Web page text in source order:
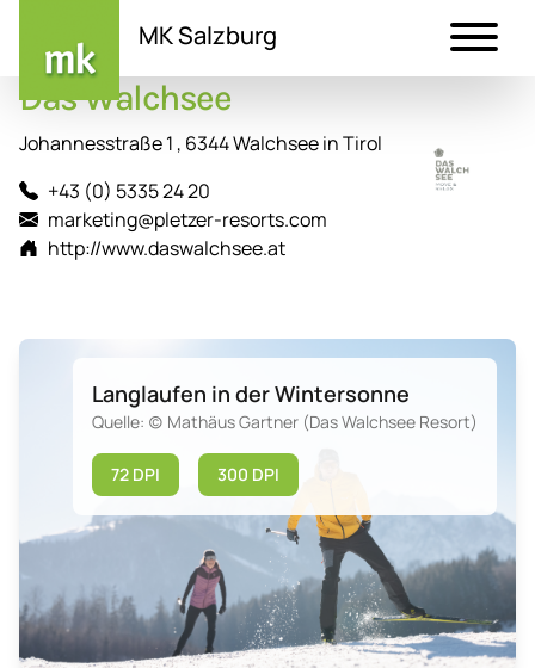
Inhalt
MK Salzburg
Das Walchsee
Johannesstraße 1 , 6344 Walchsee in Tirol
+43 (0) 5335 24 20
marketing@pletzer-resorts.com
http://www.daswalchsee.at
Langlaufen in der Wintersonne
Quelle: (c) Mathäus Gartner (Das Walchsee Resort)
72 DPI 300 DPI